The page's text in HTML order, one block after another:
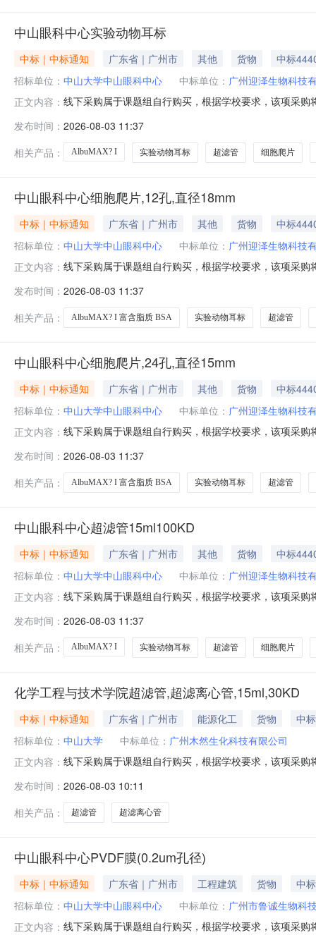
中山眼科中心实验动物耳标
中标｜中标通知 广东省｜广州市 其他 货物
中标
招标单位： 中山大学中山眼科中心 中标单位： 广州迎泽生物科技
正文内容： 线下采购属于课题组自行购买，根据学校要求，该项采
迎泽生物科技有限公司细胞爬片,12孔,直径
发布时间： 2026-08-03 11:37
相关产品：
AlbuMAX? I 实验动物耳标 超滤管 细胞爬片
中山眼科中心细胞爬片,12孔,直径18mm
中标｜中标通知 广东省｜广州市 其他 货物
中标
招标单位： 中山大学中山眼科中心 中标单位： 广州迎泽生物科技
正文内容： 线下采购属于课题组自行购买，根据学校要求，该项采
迎泽生物科技有限公司细胞爬片,12孔,直径
发布时间： 2026-08-03 11:37
相关产品：
AlbuMAX? I 富含脂质 BSA 实验动物耳标 超滤管
中山眼科中心细胞爬片,24孔,直径15mm
中标｜中标通知 广东省｜广州市 其他 货物
中标
招标单位： 中山大学中山眼科中心 中标单位： 广州迎泽生物科技
正文内容： 线下采购属于课题组自行购买，根据学校要求，该项采
迎泽生物科技有限公司细胞爬片,12孔,直径
发布时间： 2026-08-03 11:37
相关产品：
AlbuMAX? I 富含脂质 BSA 实验动物耳标 超滤管
中山眼科中心超滤管15ml100KD
中标｜中标通知 广东省｜广州市 其他 货物
中标
招标单位： 中山大学中山眼科中心 中标单位： 广州迎泽生物科技
正文内容： 线下采购属于课题组自行购买，根据学校要求，该项采
迎泽生物科技有限公司细胞爬片,12孔,直径
发布时间： 2026-08-03 11:37
相关产品：
AlbuMAX? I 实验动物耳标 超滤管 细胞爬片
化学工程与技术学院超滤管,超滤离心管,15ml,30KD
中标｜中标通知 广东省｜广州市 能源化工 货物
中
招标单位： 中山大学 中标单位： 广州木然生化科技有限公司
正文内容： 线下采购属于课题组自行购买，根据学校要求，该项采
价广州木然生化科技有限公司超滤管，超滤离心管，
发布时间： 2026-08-03 10:11
相关产品：
超滤管 超滤离心管
中山眼科中心PVDF膜(0.2um孔径)
中标｜中标通知 广东省｜广州市 工程建筑 货物
中
招标单位： 中山大学中山眼科中心 中标单位： 广州市鲁诚生物科
正文内容： 线下采购属于课题组自行购买，根据学校要求，该项采